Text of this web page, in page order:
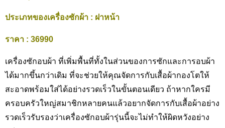
ประเภทของเครื่องซักผ้า : ฝาหน้า
ราคา : 36990
เครื่องซักอบผ้า ที่เพิ่มพื้นที่ทั้งในส่วนของการซักและการอบผ้า
ได้มากขึ้นกว่าเดิม ที่จะช่วยให้คุณจัดการกับเสื้อผ้ากองโตให้
สะอาดพร้อมใส่ได้อย่างรวดเร็วในขั้นตอนเดียว ถ้าหากใครมี
ครอบครัวใหญ่สมาชิกหลายคนแล้วอยากจัดการกับเสื้อผ้าอย่าง
รวดเร็วรับรองว่าเครื่องซักอบผ้ารุ่นนี้จะไม่ทำให้ผิดหวังอย่าง